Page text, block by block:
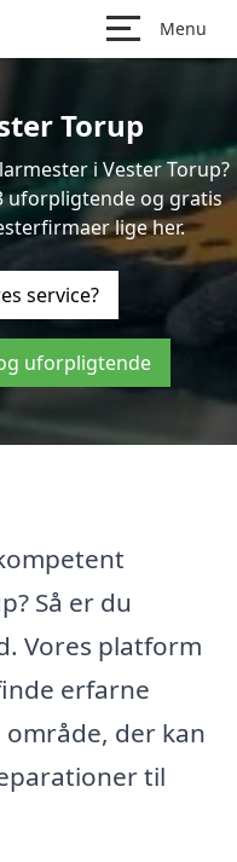
Menu
Torup
i Vester Torup?
uforpligtende og gratis
lige her.
service?
uforpligtende
Så er du
Vores platform
erfarne
der kan
til